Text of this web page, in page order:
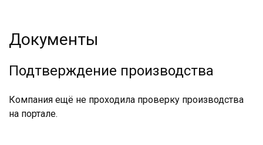
Документы
Подтверждение производства
Компания ещё не проходила проверку производства
на портале.